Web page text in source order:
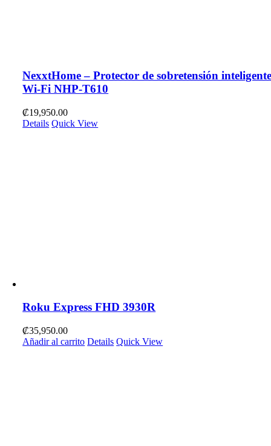
NexxtHome – Protector de sobretensión
Wi-Fi NHP-T610
₡19,950.00
Details Quick View
Roku Express FHD 3930R
₡35,950.00
Añadir al carrito Details Quick View